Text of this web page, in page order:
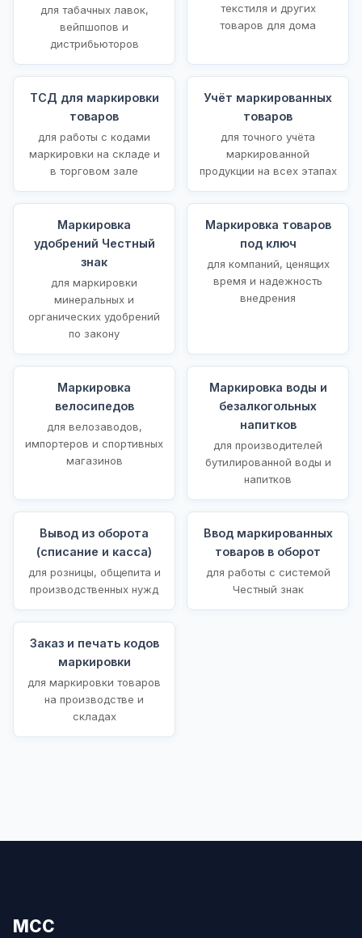
для табачных лавок,
вейпшопов и
дистрибьюторов
текстиля и других
товаров для дома
ТСД для маркировки
товаров
для работы с кодами
маркировки на складе и
в торговом зале
Учёт маркированных
товаров
для точного учёта
маркированной
продукции на всех этапах
Маркировка
удобрений Честный
знак
для маркировки
минеральных и
органических удобрений
по закону
Маркировка товаров
под ключ
для компаний, ценящих
время и надежность
внедрения
Маркировка
велосипедов
для велозаводов,
импортеров и спортивных
магазинов
Маркировка воды и
безалкогольных
напитков
для производителей
бутилированной воды и
напитков
Вывод из оборота
(списание и касса)
для розницы, общепита и
производственных нужд
Ввод маркированных
товаров в оборот
для работы с системой
Честный знак
Заказ и печать кодов
маркировки
для маркировки товаров
на производстве и
складах
МСС